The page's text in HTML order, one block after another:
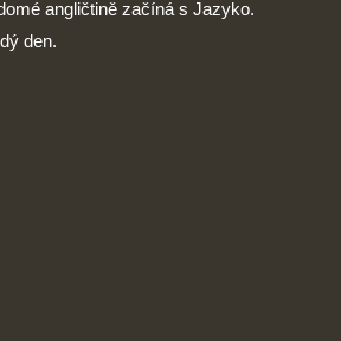
angličtině začíná s Jazyko.
den.